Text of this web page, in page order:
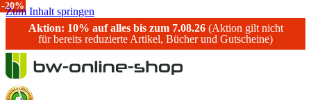
Zum Inhalt springen
Aktion: 10% auf alles bis zum 7.08.26(Aktion gilt nicht
für bereits reduzierte Artikel, Bücher und Gutscheine)
-15%
-15%
-15%
-20%